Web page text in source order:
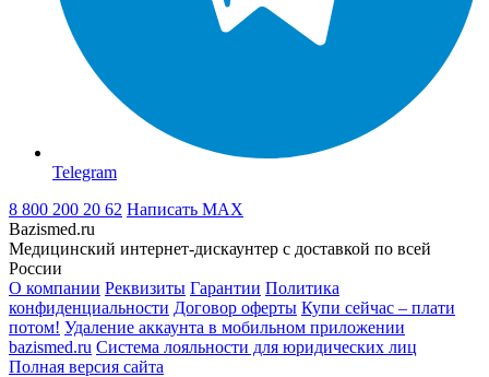
Telegram
8 800 200 20 62 Написать MAX
Bazismed.ru
Медицинский интернет-дискаунтер с доставкой по всей
России
О компании Реквизиты Гарантии Политика
конфиденциальности Договор оферты Купи сейчас – плати
потом! Удаление аккаунта в мобильном приложении
bazismed.ru Система лояльности для юридических лиц
Полная версия сайта